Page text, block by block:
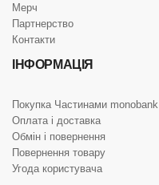
Мерч
Партнерство
Контакти
ІНФОРМАЦІЯ
Покупка Частинами monobank
Оплата і доставка
Обмін і повернення
Повернення товару
Угода користувача